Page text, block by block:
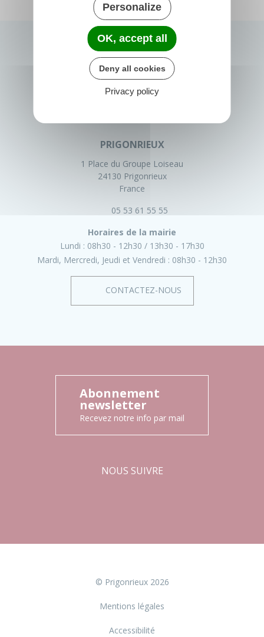
PRIGONRIEUX
1 Place du Groupe Loiseau
24130 Prigonrieux
France
05 53 61 55 55
Horaires de la mairie
Lundi : 08h30 - 12h30
13h30 - 17h30
Mardi, Mercredi, Jeudi et Vendredi : 08h30 - 12h30
CONTACTEZ-NOUS
Abonnement
newsletter
Recevez notre info par mail
NOUS SUIVRE
© Prigonrieux 2026
Mentions légales
Accessibilité
Personalize
OK, accept all
Deny all cookies
Privacy policy